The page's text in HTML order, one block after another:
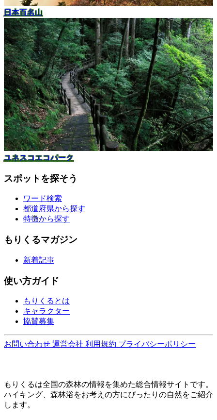
日本百名山
ユネスコエコパーク
スポットを探そう
ワード検索
都道府県から探す
特徴から探す
もりくるマガジン
新着記事
使い方ガイド
もりくるとは
キャラクター
協賛募集
お問い合わせ 運営会社 利用規約 プライバシーポリシー
もりくるは全国の森林の情報を集めた総合情報サイトです。
ハイキング、森林浴をお考えの方にぴったりの自然をご紹介
します。